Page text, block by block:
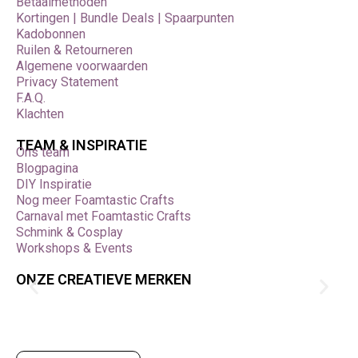
Kortingen | Bundle Deals | Spaarpunten
Kadobonnen
Ruilen & Retourneren
Algemene voorwaarden
Privacy Statement
F.A.Q.
Klachten
TEAM & INSPIRATIE
Ons team
Blogpagina
DIY Inspiratie
Nog meer Foamtastic Crafts
Carnaval met Foamtastic Crafts
Schmink & Cosplay
Workshops & Events
ONZE CREATIEVE MERKEN